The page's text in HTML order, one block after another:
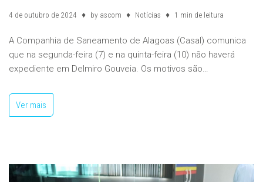
4 de outubro de 2024 by ascom Notícias 1 min de leitura
A Companhia de Saneamento de Alagoas (Casal) comunica
que na segunda-feira (7) e na quinta-feira (10) não haverá
expediente em Delmiro Gouveia. Os motivos são…
Ver mais